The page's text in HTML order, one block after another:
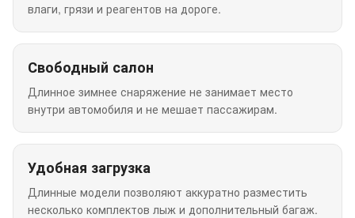
влаги, грязи и реагентов на дороге.
Свободный салон
Длинное зимнее снаряжение не занимает место
внутри автомобиля и не мешает пассажирам.
Удобная загрузка
Длинные модели позволяют аккуратно разместить
несколько комплектов лыж и дополнительный багаж.